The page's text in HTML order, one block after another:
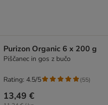
Purizon Organic 6 x 200 g
Piščanec in gos z bučo
13,49 €
Rating: 4.5/5 (55)